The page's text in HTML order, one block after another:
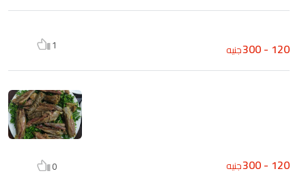
120 - 300 جنيه 1
120 - 300 جنيه 0